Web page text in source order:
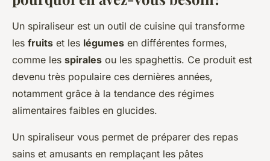
Un spiraliseur est un outil de cuisine qui transforme
les fruits et les légumes en différentes formes,
comme les spirales ou les spaghettis. Ce produit est
devenu très populaire ces dernières années,
notamment grâce à la tendance des régimes
alimentaires faibles en glucides.
Un spiraliseur vous permet de préparer des repas
sains et amusants en remplaçant les pâtes